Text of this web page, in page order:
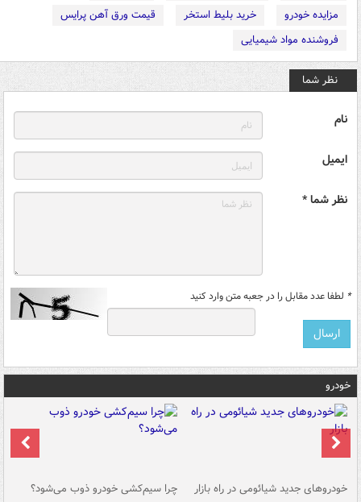
مزایده خودرو
خرید بلیط استخر
قیمت ورق آهن پرایس
فروشنده مواد شیمیایی
نظر شما
نام
ایمیل
نظر شما *
* لطفا عدد مقابل را در جعبه متن وارد کنید
خودرو
خودروهای جدید شیائومی در راه بازار چرا سیم‌کشی خودرو ذوب می‌شود؟